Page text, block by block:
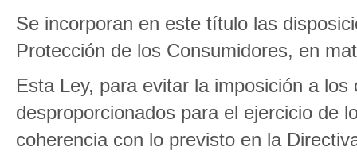
Se incorporan en este título las
Protección de los Consumidores, en
Esta Ley, para evitar la imposición a
desproporcionados para el ejercicio de
coherencia con lo previsto en la